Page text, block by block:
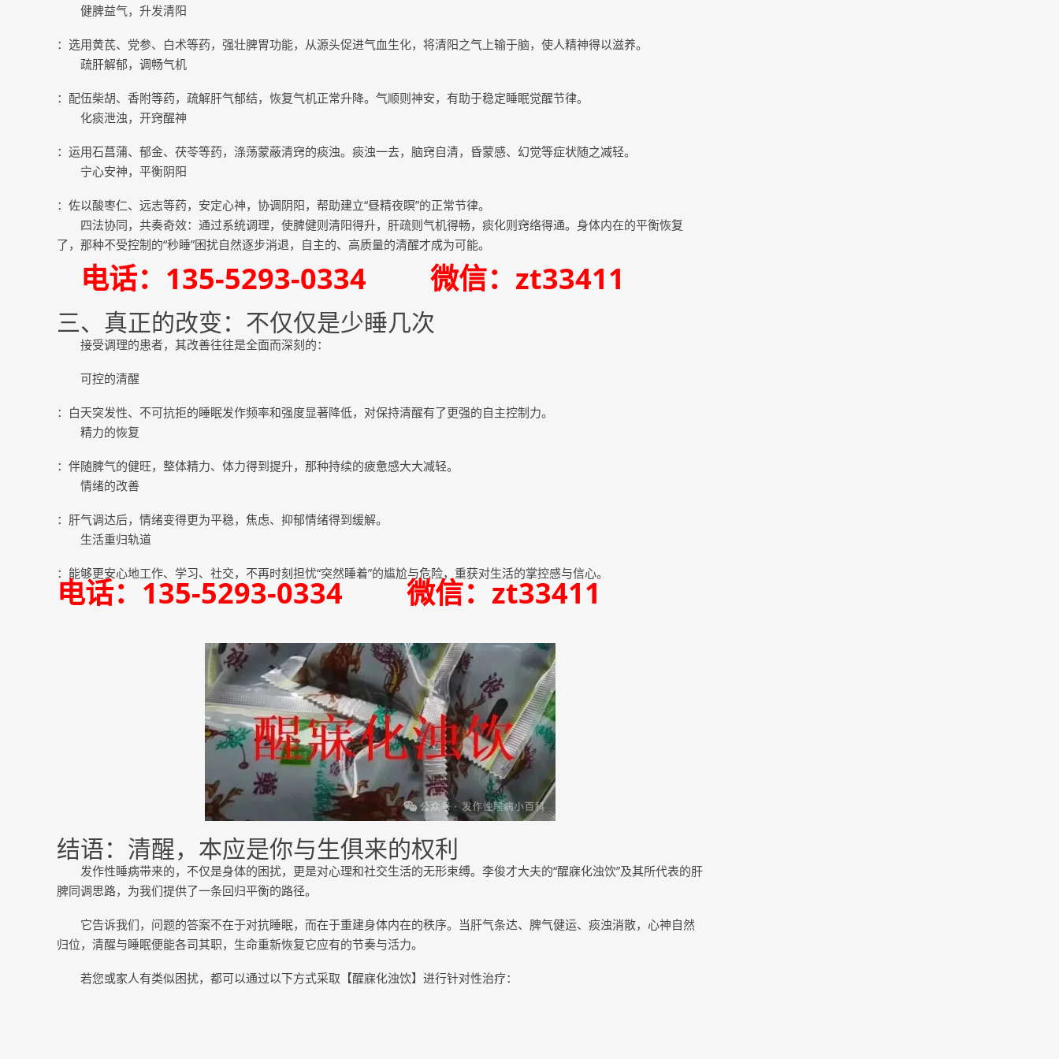
健脾益气，升发清阳
：选用黄芪、党参、白术等药，强壮脾胃功能，从源头促进气血生化，将清阳之气上输于脑，使人精神得以滋养。
疏肝解郁，调畅气机
：配伍柴胡、香附等药，疏解肝气郁结，恢复气机正常升降。气顺则神安，有助于稳定睡眠觉醒节律。
化痰泄浊，开窍醒神
：运用石菖蒲、郁金、茯苓等药，涤荡蒙蔽清窍的痰浊。痰浊一去，脑窍自清，昏蒙感、幻觉等症状随之减轻。
宁心安神，平衡阴阳
：佐以酸枣仁、远志等药，安定心神，协调阴阳，帮助建立“昼精夜瞑”的正常节律。
四法协同，共奏奇效：通过系统调理，使脾健则清阳得升，肝疏则气机得畅，痰化则窍络得通。身体内在的平衡恢复
了，那种不受控制的“秒睡”困扰自然逐步消退，自主的、高质量的清醒才成为可能。
电话：135-5293-0334 微信：zt33411
三、真正的改变：不仅仅是少睡几次
接受调理的患者，其改善往往是全面而深刻的：
可控的清醒
：白天突发性、不可抗拒的睡眠发作频率和强度显著降低，对保持清醒有了更强的自主控制力。
精力的恢复
：伴随脾气的健旺，整体精力、体力得到提升，那种持续的疲惫感大大减轻。
情绪的改善
：肝气调达后，情绪变得更为平稳，焦虑、抑郁情绪得到缓解。
生活重归轨道
：能够更安心地工作、学习、社交，不再时刻担忧“突然睡着”的尴尬与危险，重获对生活的掌控感与信心。
电话：135-5293-0334 微信：zt33411
结语：清醒，本应是你与生俱来的权利
发作性睡病带来的，不仅是身体的困扰，更是对心理和社交生活的无形束缚。李俊才大夫的“醒寐化浊饮”及其所代表的肝
脾同调思路，为我们提供了一条回归平衡的路径。
它告诉我们，问题的答案不在于对抗睡眠，而在于重建身体内在的秩序。当肝气条达、脾气健运、痰浊消散，心神自然
归位，清醒与睡眠便能各司其职，生命重新恢复它应有的节奏与活力。
若您或家人有类似困扰，都可以通过以下方式采取【醒寐化浊饮】进行针对性治疗：